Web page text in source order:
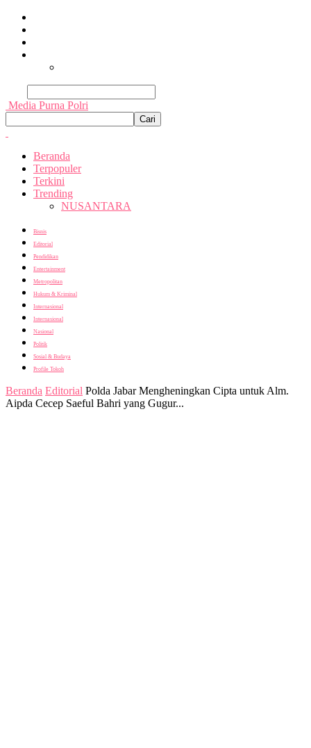
Media Purna Polri
Beranda
Terpopuler
Terkini
Trending
NUSANTARA
Bisnis
Editorial
Pendidikan
Entertainment
Metropolitan
Hukum & Kriminal
Internasional
Internasional
Nasional
Politik
Sosial & Budaya
Profile Tokoh
Beranda Editorial Polda Jabar Mengheningkan Cipta untuk Alm.
Aipda Cecep Saeful Bahri yang Gugur...